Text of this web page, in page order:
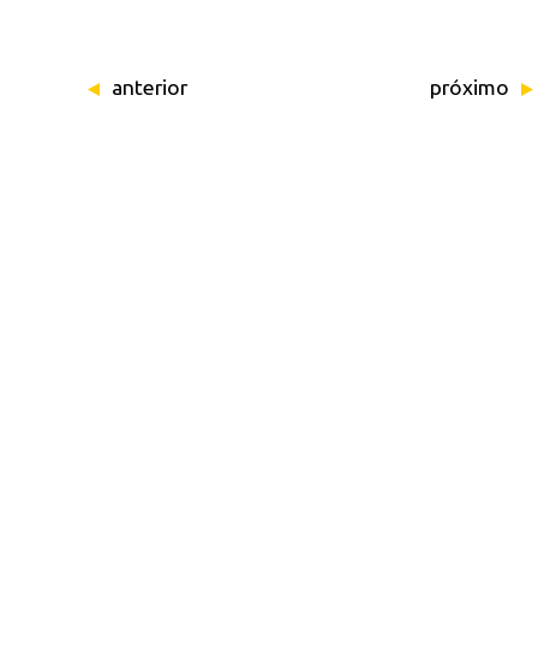
anterior próximo